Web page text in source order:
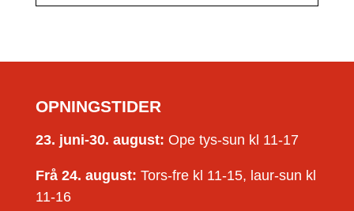
OPNINGSTIDER
23. juni-30. august: Ope tys-sun kl 11-17
Frå 24. august: Tors-fre kl 11-15, laur-sun kl
11-16